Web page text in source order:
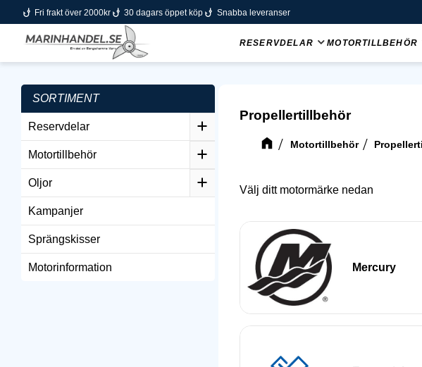
phishing Fri frakt över 2000kr phishing 30 dagars öppet köp phishing Snabba leveranser
RESERVDELAR MOTORTILLBEHÖR
Propellertillbehör
Motortillbehör
Välj ditt motormärke nedan
Mercury
SORTIMENT
Reservdelar
Motortillbehör
Oljor
Kampanjer
Sprängskisser
Motorinformation